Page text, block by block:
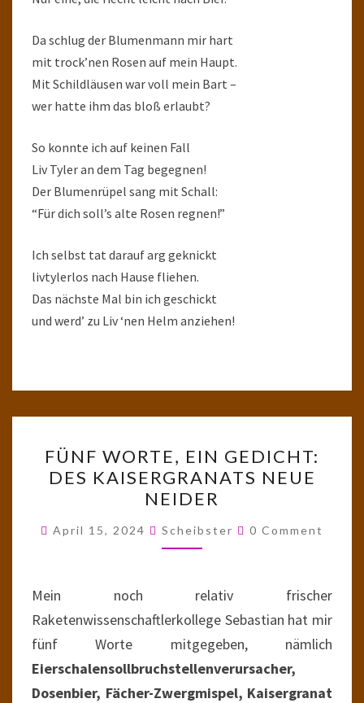
Da schlug der Blumenmann mir hart
mit trock’nen Rosen auf mein Haupt.
Mit Schildläusen war voll mein Bart –
wer hatte ihm das bloß erlaubt?
So konnte ich auf keinen Fall
Liv Tyler an dem Tag begegnen!
Der Blumenrüpel sang mit Schall:
“Für dich soll’s alte Rosen regnen!”
Ich selbst tat darauf arg geknickt
livtylerlos nach Hause fliehen.
Das nächste Mal bin ich geschickt
und werd’ zu Liv ‘nen Helm anziehen!
WORTE,
EIN
GEDICHT:
DES
KAISERGRANATS
NEIDER
FÜNF WORTE, EIN GEDICHT:
DES KAISERGRANATS NEUE
NEIDER
April 15, 2024 Scheibster Comments
0 Comment
Mein noch relativ frischer
Raketenwissenschaftlerkollege Sebastian hat mir
fünf Worte mitgegeben, nämlich
Eierschalensollbruchstellenverursacher,
Dosenbier, Fächer-Zwergmispel, Kaisergranat